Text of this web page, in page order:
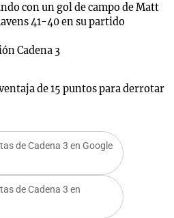
con un gol de campo de Matt
41-40 en su partido
Cadena 3
de 15 puntos para derrotar
de Cadena 3 en Google
de Cadena 3 en